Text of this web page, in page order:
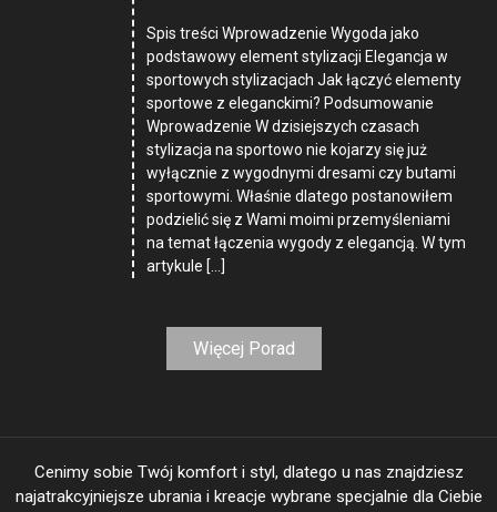
Spis treści Wprowadzenie Wygoda jako
podstawowy element stylizacji Elegancja w
sportowych stylizacjach Jak łączyć elementy
sportowe z eleganckimi? Podsumowanie
Wprowadzenie W dzisiejszych czasach
stylizacja na sportowo nie kojarzy się już
wyłącznie z wygodnymi dresami czy butami
sportowymi. Właśnie dlatego postanowiłem
podzielić się z Wami moimi przemyśleniami
na temat łączenia wygody z elegancją. W tym
artykule […]
Więcej Porad
Cenimy sobie Twój komfort i styl, dlatego u nas znajdziesz
najatrakcyjniejsze ubrania i kreacje wybrane specjalnie dla Ciebie